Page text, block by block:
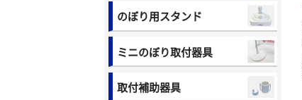
のぼり用スタンド
ミニのぼり取付器具
取付補助器具